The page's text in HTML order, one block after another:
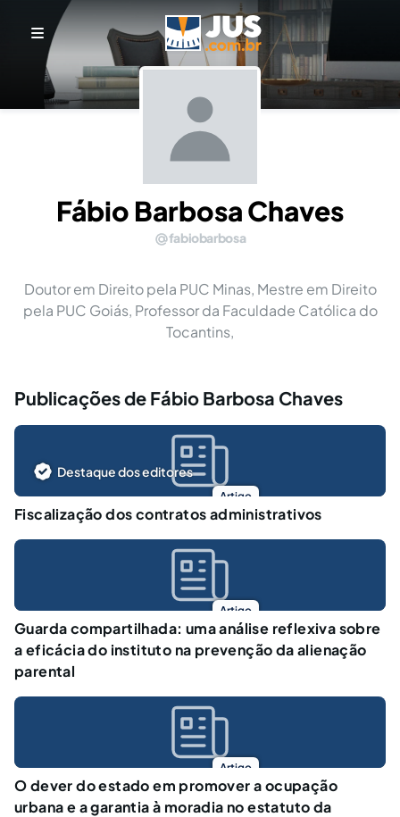
Fábio Barbosa Chaves
fabiobarbosa
Doutor em Direito pela PUC Minas, Mestre em Direito
pela PUC Goiás, Professor da Faculdade Católica do
Tocantins,
Publicações de Fábio Barbosa Chaves
Artigo
Destaque dos editores
Fiscalização dos contratos administrativos
Artigo
Guarda compartilhada: uma análise reflexiva sobre
a eficácia do instituto na prevenção da alienação
parental
Artigo
O dever do estado em promover a ocupação
urbana e a garantia à moradia no estatuto da